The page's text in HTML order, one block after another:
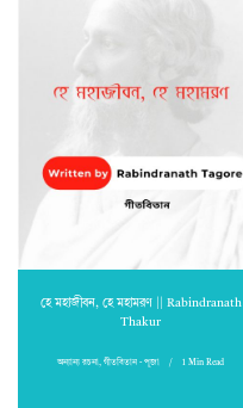
হে মহাজীবন, হে মহামরণ || Rabindranath
Thakur
অন্যান্য রচনা,গীতবিতান - পূজা 1 Min Read